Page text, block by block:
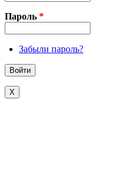
Пароль *
Забыли пароль?
X